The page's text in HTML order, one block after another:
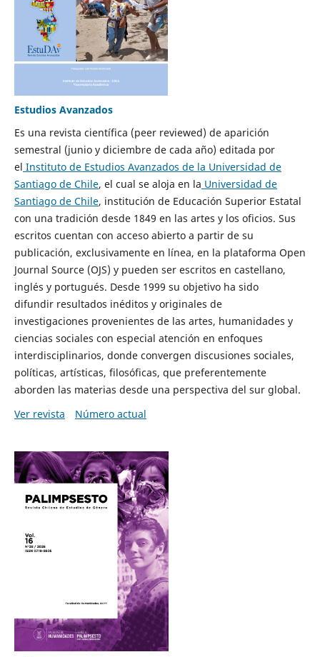
Estudios Avanzados
Es una revista científica (peer reviewed) de aparición
semestral (junio y diciembre de cada año) editada por
el Instituto de Estudios Avanzados de la Universidad de
Santiago de Chile, el cual se aloja en la Universidad de
Santiago de Chile, institución de Educación Superior Estatal
con una tradición desde 1849 en las artes y los oficios. Sus
escritos cuentan con acceso abierto a partir de su
publicación, exclusivamente en línea, en la plataforma Open
Journal Source (OJS) y pueden ser escritos en castellano,
inglés y portugués. Desde 1999 su objetivo ha sido
difundir resultados inéditos y originales de
investigaciones provenientes de las artes, humanidades y
ciencias sociales con especial atención en enfoques
interdisciplinarios, donde convergen discusiones sociales,
políticas, artísticas, filosóficas, que preferentemente
aborden las materias desde una perspectiva del sur global.
Ver revista
Número actual